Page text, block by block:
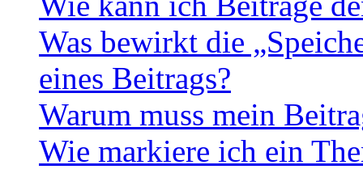
Was bewirkt die
eines Beitrags?
Warum muss mein
Wie markiere ich ein